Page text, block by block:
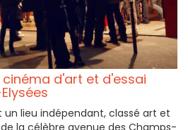
cinéma d'art et d'essai
un lieu indépendant, classé art et